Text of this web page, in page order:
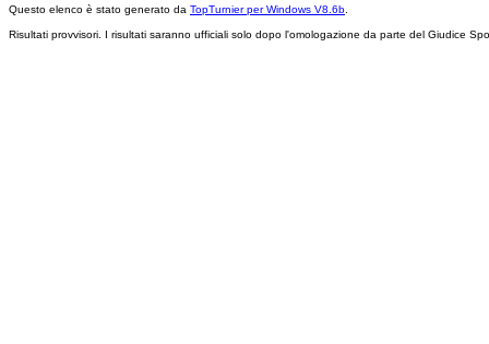
Questo elenco è stato generato da TopTurnier per Windows V8.6b
Risultati provvisori. I risultati saranno ufficiali solo dopo l'omologazione da parte del Giudice